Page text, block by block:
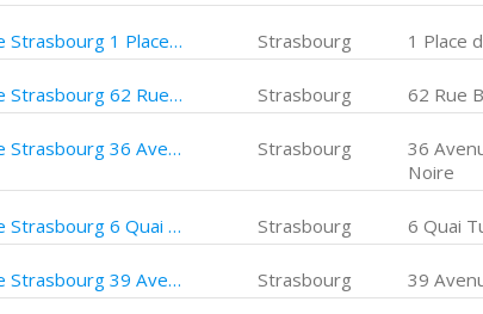
Crédit Agricole Strasbourg 1 Place de La Gare Strasbourg 1 Place
Crédit Agricole Strasbourg 62 Rue Boecklin Strasbourg 62 Rue
Crédit Agricole Strasbourg 36 Avenue de La Forêt Noire Strasbourg
36
Noire
Crédit Agricole Strasbourg 6 Quai Turckheim Strasbourg 6 Quai
Crédit Agricole Strasbourg 39 Avenue des Vosges Strasbourg 39